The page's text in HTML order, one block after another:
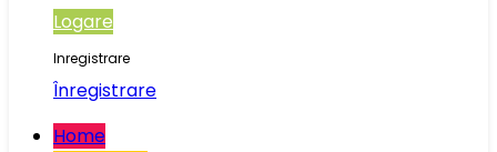
Logare
Inregistrare
Înregistrare
Home